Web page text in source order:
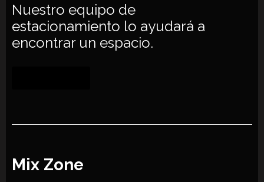
Nuestro equipo de
estacionamiento lo ayudará a
encontrar un espacio.
Mix Zone